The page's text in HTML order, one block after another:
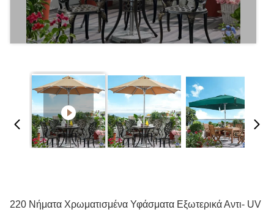
220 Νήματα Χρωματισμένα Υφάσματα Εξωτερικά Αντι- UV